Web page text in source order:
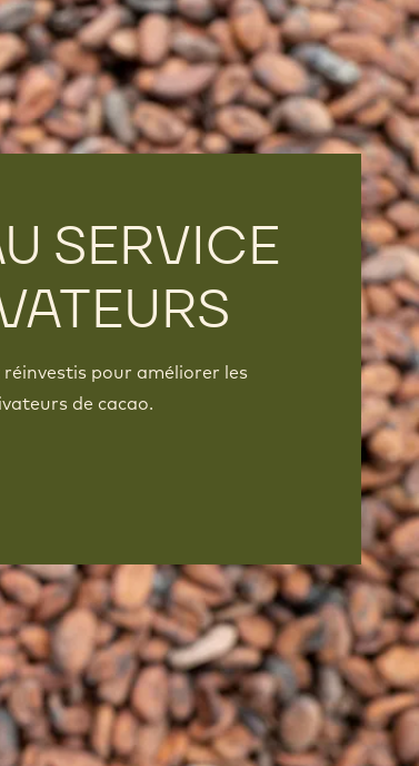
SERVICE
pour améliorer les
de cacao.